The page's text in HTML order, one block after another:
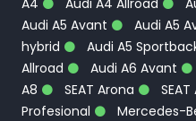
A4
Audi A4 Allroad
Audi A5 Avant
Audi A5
hybrid
Audi A5
Allroad
Audi A6 Avant
A8
SEAT Arona
Profesional
Mercedes-